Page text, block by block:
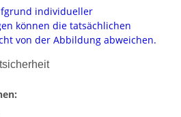
individueller
können die tatsächlichen
von der Abbildung abweichen.